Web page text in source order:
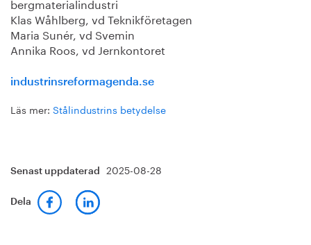
Klas Wåhlberg, vd Teknikföretagen
Maria Sunér, vd Svemin
Annika Roos, vd Jernkontoret
industrinsreformagenda.se
Läs mer: Stålindustrins betydelse
Senast uppdaterad 2025-08-28
Dela